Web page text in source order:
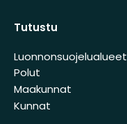
Tutustu
Luonnonsuojelualueet
Polut
Maakunnat
Kunnat